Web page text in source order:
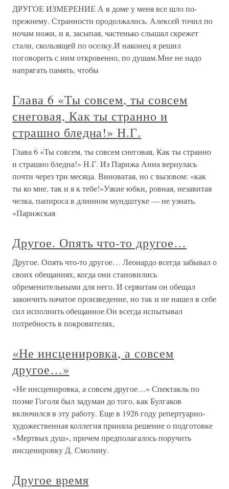
ДРУГОЕ ИЗМЕРЕНИЕ А в доме у меня все шло по-
прежнему. Странности продолжались. Алексей точил по
ночам ножи, и я, засыпая, частенько слышал скрежет
стали, скользящей по оселку.И наконец я решил
поговорить с ним откровенно, по душам.Мне не надо
напрягать память, чтобы
Глава 6 «Ты совсем, ты совсем
снеговая, Как ты странно и
страшно бледна!» Н.Г.
Глава 6 «Ты совсем, ты совсем снеговая, Как ты странно
и страшно бледна!» Н.Г. Из Парижа Анна вернулась
почти через три месяца. Виноватая, но с вызовом: «как
ты ко мне, так и я к тебе!»Узкие юбки, ровная, незавитая
челка, папироса в длинном мундштуке — не узнать.
«Парижская
Другое. Опять что-то другое…
Другое. Опять что-то другое… Леонардо всегда забывал о
своих обещаниях, когда они становились
обременительными для него. И сервитам он обещал
закончить начатое произведение, но так и не нашел в себе
сил исполнить обещанное.Он всегда испытывал
потребность в покровителях,
«Не инсценировка, а совсем
другое…»
«Не инсценировка, а совсем другое…» Спектакль по
поэме Гоголя был задуман до того, как Булгаков
включился в эту работу. Еще в 1926 году репертуарно-
художественная коллегия приняла решение о подготовке
«Мертвых душ», причем предполагалось поручить
инсценировку Д. Смолину.
Другое время